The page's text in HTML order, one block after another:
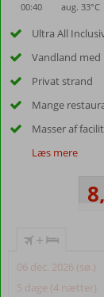
00:40 aug. 33°C
Ultra All
Vandland
Privat strand
Mange
Masser af
Læs mere
+
06 dec. 2026 (sø.)
5 dage (4 nætter)